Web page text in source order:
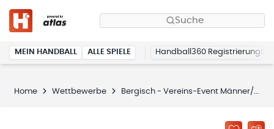
Suche
MEIN HANDBALL ALLE SPIELE Handball360 Registrierung
Home Wettbewerbe Bergisch - Vereins-Event Männer/männlich (Bergischer Handballkreis Freundschaft 2026/27)